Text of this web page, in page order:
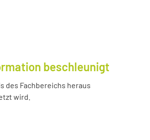
beschleunigt
des Fachbereichs heraus
wird.